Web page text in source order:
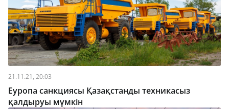
21.11.21, 20:03
Еуропа санкциясы Қазақстанды техникасыз
қалдыруы мүмкін